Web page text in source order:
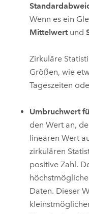
Wenn es ein
Mittelwertund
Zirkuläre
Größen, wie
Tageszeiten
Umbruchwert
den Wert an,
linearen Wert
zirkulären
positive Zahl.
Daten. Dieser